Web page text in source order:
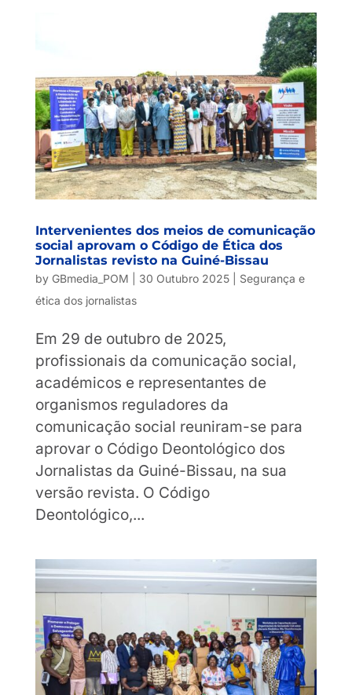
Intervenientes dos meios de comunicação
social aprovam o Código de Ética dos
Jornalistas revisto na Guiné-Bissau
by GBmedia_POM 30 Outubro 2025| Segurança e
ética dos jornalistas
Em 29 de outubro de 2025,
profissionais da comunicação social,
académicos e representantes de
organismos reguladores da
comunicação social reuniram-se para
aprovar o Código Deontológico dos
Jornalistas da Guiné-Bissau, na sua
versão revista. O Código
Deontológico,...